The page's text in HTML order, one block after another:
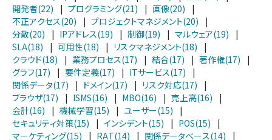
開発者(22)
| プログラミング(21) | 画像(20)
|
不正アクセス(20)
| プロジェクトマネジメント(20)
|
分散(20)
| IPアドレス(19) | 制御(19) | マルウェア(19)
|
SLA(18)
| 可用性(18) | リスクマネジメント(18)
|
クラウド(18)
| 業務プロセス(17) | 結合(17) | 著作権(17)
|
グラフ(17)
| 要件定義(17) | ITサービス(17)
|
関係データ(17)
| ドメイン(17) | リスク対応(17)
|
ブラウザ(17)
| ISMS(16) | MBO(16) | 売上高(16)
|
会計(16)
| 機械学習(15) | ユーザー(15)
|
セキュリティ対策(15)
| インシデント(15) | POS(15)
|
マーケティング(15)
| RAT(14) | 関係データベース(14)
|